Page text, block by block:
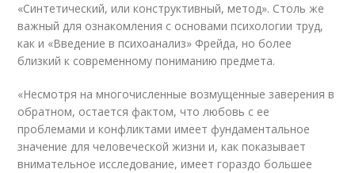
«Синтетический, или конструктивный, метод». Столь же
важный для ознакомления с основами психологии труд,
как и «Введение в психоанализ» Фрейда, но более
близкий к современному пониманию предмета.
«Несмотря на многочисленные возмущенные заверения в
обратном, остается фактом, что любовь с ее
проблемами и конфликтами имеет фундаментальное
значение для человеческой жизни и, как показывает
внимательное исследование, имеет гораздо большее